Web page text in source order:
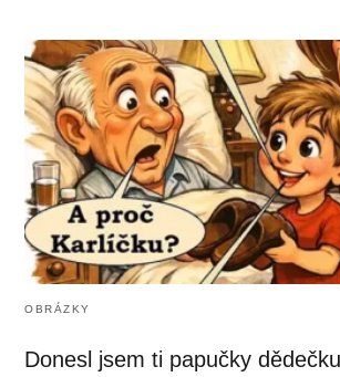
OBRÁZKY
Donesl jsem ti papučky